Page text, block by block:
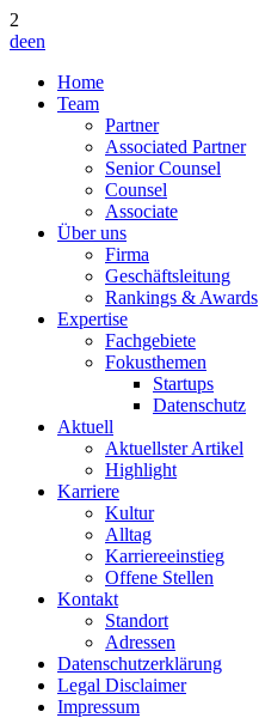
2
deen
Home
Team
Partner
Associated Partner
Senior Counsel
Counsel
Associate
Über uns
Firma
Geschäftsleitung
Rankings & Awards
Expertise
Fachgebiete
Fokusthemen
Startups
Datenschutz
Aktuell
Aktuellster Artikel
Highlight
Karriere
Kultur
Alltag
Karriereeinstieg
Offene Stellen
Kontakt
Standort
Adressen
Datenschutzerklärung
Legal Disclaimer
Impressum